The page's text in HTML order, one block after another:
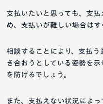
支払いたいと思っても、支
め、支払いが難しい場合はす
相談することにより、支払
き合おうとしている姿勢を
を防げるでしょう。
また、支払えない状況によ